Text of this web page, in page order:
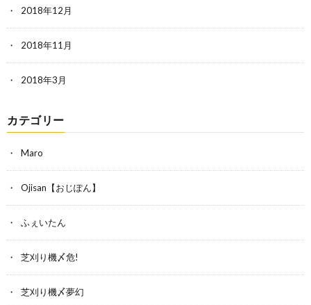
2018年12月
2018年11月
2018年3月
カテゴリー
Maro
Ojisan【おじぽん】
ふぇいたん
芝刈り機〆危!
芝刈り機〆夢幻